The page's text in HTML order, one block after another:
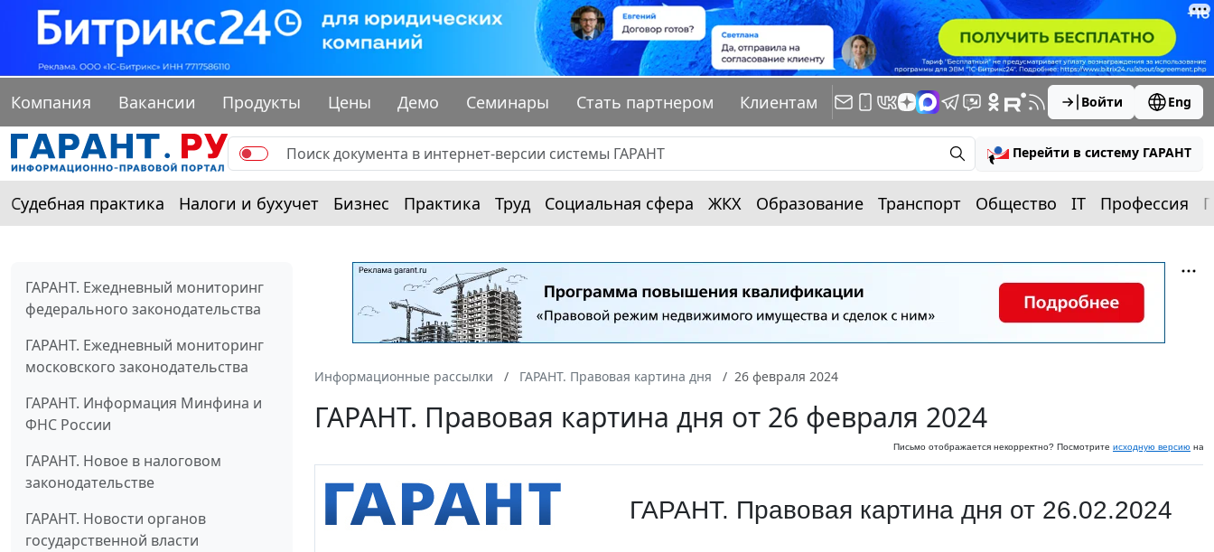
Компания Вакансии Продукты Цены Демо Семинары Стать партнером Клиентам Войти Eng
Перейти в систему ГАРАНТ
Судебная практика Налоги и бухучет Бизнес Практика Труд Социальная сфера ЖКХ Образование Транспорт Общество IT Профессия
ГАРАНТ. Ежедневный мониторинг
федерального законодательства
ГАРАНТ. Ежедневный мониторинг
московского законодательства
ГАРАНТ. Информация Минфина и
ФНС России
ГАРАНТ. Новое в налоговом
законодательстве
ГАРАНТ. Новости органов
государственной власти
Информационные рассылки ГАРАНТ. Правовая картина дня 26 февраля 2024
ГАРАНТ. Правовая картина дня от 26 февраля 2024
Письмо отображается некорректно? Посмотрите исходную версию на
ГАРАНТ. Правовая картина дня от 26.02.2024